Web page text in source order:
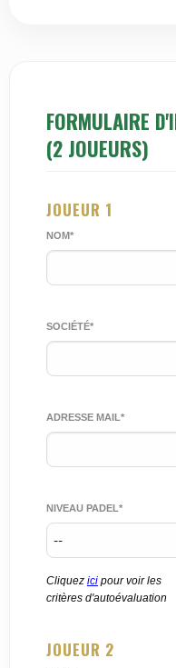
FORMULAIRE
(2 JOUEURS)
JOUEUR 1
NOM*
SOCIÉTÉ*
ADRESSE MAIL*
NIVEAU PADEL*
Cliquez ici pour voir les
critères d'autoévaluation
JOUEUR 2